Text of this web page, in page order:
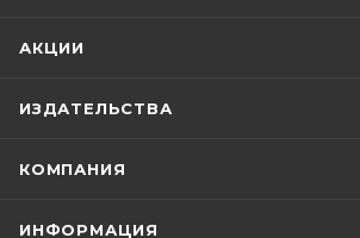
АКЦИИ
ИЗДАТЕЛЬСТВА
КОМПАНИЯ
ИНФОРМАЦИЯ